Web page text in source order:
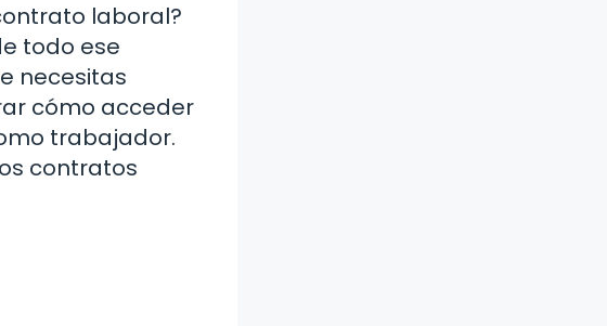
laboral?
todo ese
necesitas
cómo acceder
trabajador.
contratos